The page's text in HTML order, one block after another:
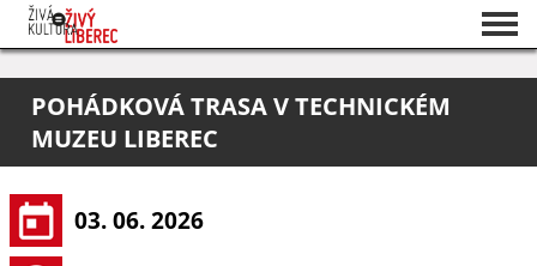
O projektu
Pořadatelé
POHÁDKOVÁ TRASA V TECHNICKÉM
MUZEU LIBEREC
03. 06. 2026